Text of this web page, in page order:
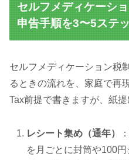
セルフメディケーシ
申告手順を3〜5ステ
セルフメディケーション税
るときの流れを、家庭で再
Tax前提で書きますが、紙提
レシート集め（通年）
を月ごとに封筒や100